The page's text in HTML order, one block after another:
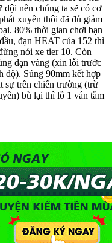
nên chúng ta sẽ có cơ
xuyên thôi đã đủ giảm
80% thời gian chơi bạn
đạn HEAT của 152 thì
nói xe tier 10. Còn
đạn vàng (xin lỗi trước
độ). Súng 90mm kết hợp
sự trên chiến trường (trừ
bù lại thì lỗ 1 ván tầm